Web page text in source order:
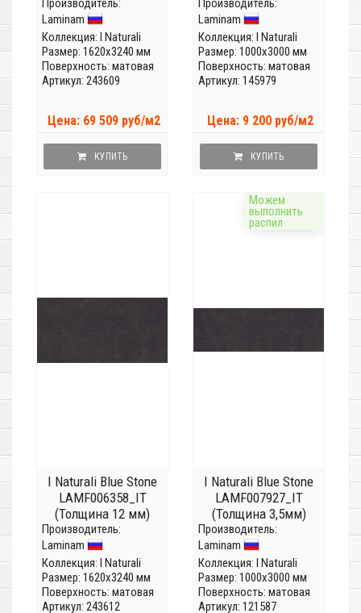
(Толщина 12 мм)
Производитель:
Laminam
Коллекция: I Naturali
Размер: 1620x3240 мм
Поверхность: матовая
Артикул: 243609
Цена: 69 509 руб/м2
КУПИТЬ
(Толщина 5,6мм)
Производитель:
Laminam
Коллекция: I Naturali
Размер: 1000x3000 мм
Поверхность: матовая
Артикул: 145979
Цена: 9 200 руб/м2
КУПИТЬ
I Naturali Blue Stone
LAMF006358_IT
(Толщина 12 мм)
Производитель:
Laminam
Коллекция: I Naturali
Размер: 1620x3240 мм
Поверхность: матовая
Артикул: 243612
Можем
выполнить
распил
I Naturali Blue Stone
LAMF007927_IT
(Толщина 3,5мм)
Производитель:
Laminam
Коллекция: I Naturali
Размер: 1000x3000 мм
Поверхность: матовая
Артикул: 121587